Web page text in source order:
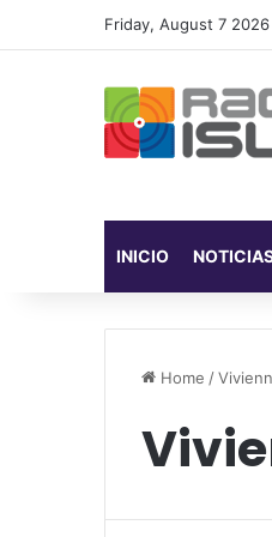
Friday, August 7 2026
INICIO
Home /